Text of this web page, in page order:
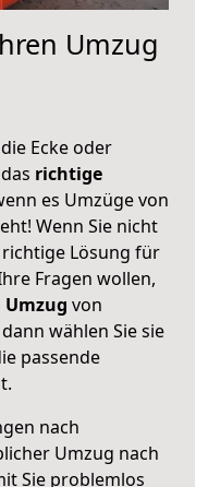
Umzug
Ecke oder
richtige
es Umzüge von
Wenn Sie nicht
Lösung für
Fragen wollen,
von
wählen Sie sie
passende
nach
Umzug nach
Sie problemlos